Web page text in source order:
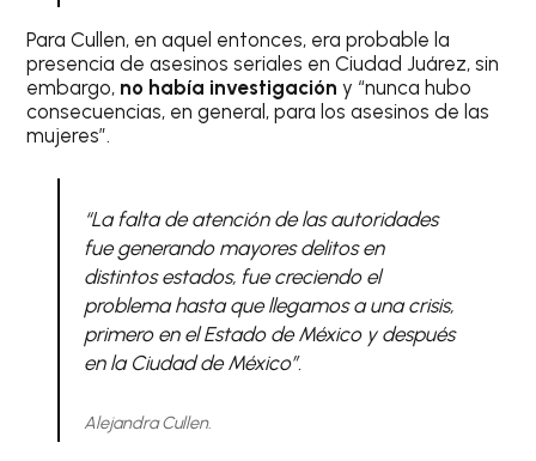
Para Cullen, en aquel entonces, era probable la
presencia de asesinos seriales en Ciudad Juárez, sin
embargo, no había investigación y “nunca hubo
consecuencias, en general, para los asesinos de las
mujeres”.
“La falta de atención de las autoridades
fue generando mayores delitos en
distintos estados, fue creciendo el
problema hasta que llegamos a una crisis,
primero en el Estado de México y después
en la Ciudad de México”.
Alejandra Cullen.